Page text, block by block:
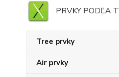
PRVKY PODĽA
Tree prvky
Air prvky